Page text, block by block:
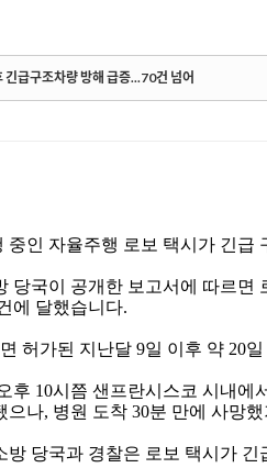
급구조차량 방해 급증...70건 넘어
중인 자율주행 로보 택시가 긴
당국이 공개한 보고서에 따르면
에 달했습니다.
허가된 지난달 9일 이후 약 20
후 10시쯤 샌프란시스코 시내에
으나, 병원 도착 30분 만에 사망
방 당국과 경찰은 로보 택시가